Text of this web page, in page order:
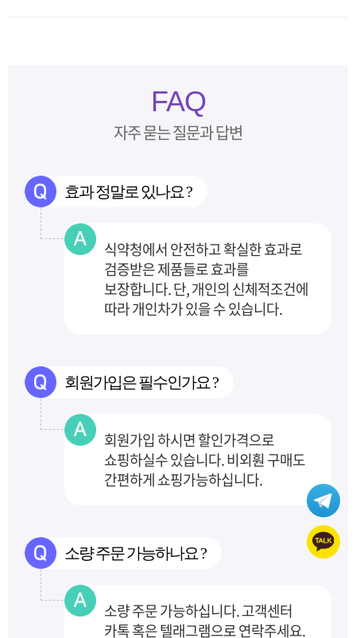
FAQ
자주 묻는 질문과 답변
효과 정말로 있나요 ?
식약청에서 안전하고 확실한 효과로
검증받은 제품들로 효과를
보장합니다.단, 개인의 신체적조건에
따라 개인차가 있을 수 있습니다.
회원가입은 필수인가요 ?
회원가입 하시면 할인가격으로
쇼핑하실수 있습니다. 비외훤 구매도
간편하게 쇼핑가능하십니다.
소량 주문 가능하나요 ?
소량 주문 가능하십니다. 고객센터
카톡 혹은 텔래그램으로 연락주세요.